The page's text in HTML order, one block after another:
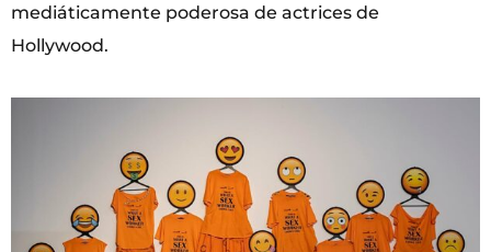
mediáticamente poderosa de actrices de
Hollywood.